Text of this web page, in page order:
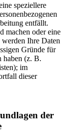
speziellere
entfällt.
machen oder eine
Ihre Daten
Gründe für
haben (z. B.
im
dieser
der